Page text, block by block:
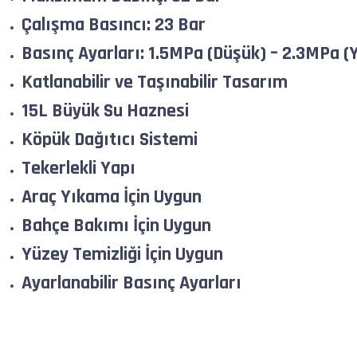
Çalışma Basıncı: 23 Bar
Basınç Ayarları: 1.5MPa (Düşük) – 2.3MPa
Katlanabilir ve Taşınabilir Tasarım
15L Büyük Su Haznesi
Köpük Dağıtıcı Sistemi
Tekerlekli Yapı
Araç Yıkama İçin Uygun
Bahçe Bakımı İçin Uygun
Yüzey Temizliği İçin Uygun
Ayarlanabilir Basınç Ayarları